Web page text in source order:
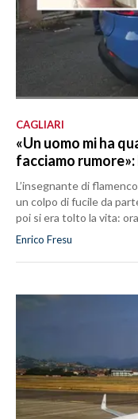
CAGLIARI
«Un uomo mi ha
facciamo
L’insegnante di
un colpo di fucile da
poi si era tolto la vita:
Enrico Fresu